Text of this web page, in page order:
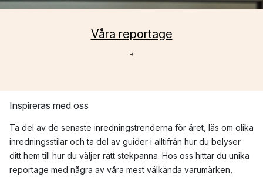
Våra reportage
→
Inspireras med oss
Ta del av de senaste inredningstrenderna för året, läs om olika
inredningsstilar och ta del av guider i alltifrån hur du belyser
ditt hem till hur du väljer rätt stekpanna. Hos oss hittar du unika
reportage med några av våra mest välkända varumärken,